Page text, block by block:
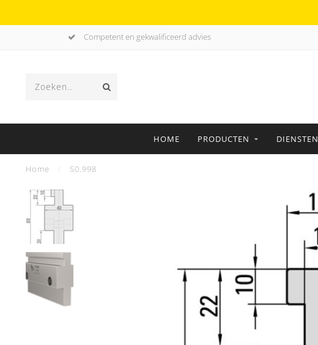
Competent en gekwalificeerd advies
HOME PRODUCTEN DIENSTEN
Home 50.998